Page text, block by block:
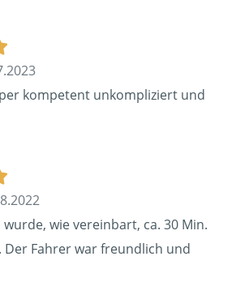
kompetent unkompliziert und
wurde, wie vereinbart, ca. 30 Min.
Der Fahrer war freundlich und